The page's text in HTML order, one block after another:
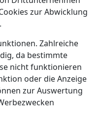
zur Abwicklung
Zahlreiche
da bestimmte
nicht funktionieren
oder die Anzeige
zur Auswertung